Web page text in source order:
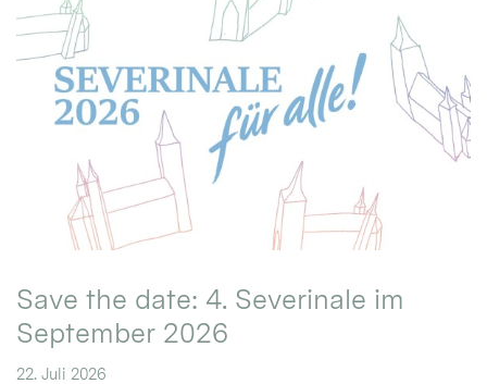
Save the date: 4. Severinale im
September 2026
22. Juli 2026